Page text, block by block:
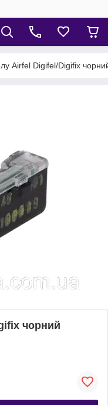
Airfel Digifel/Digifix
чорний